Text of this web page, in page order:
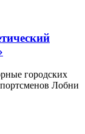
городских
Лобни